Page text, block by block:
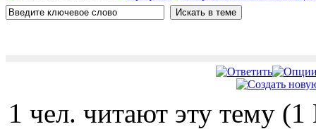
1 чел. читают эту тему